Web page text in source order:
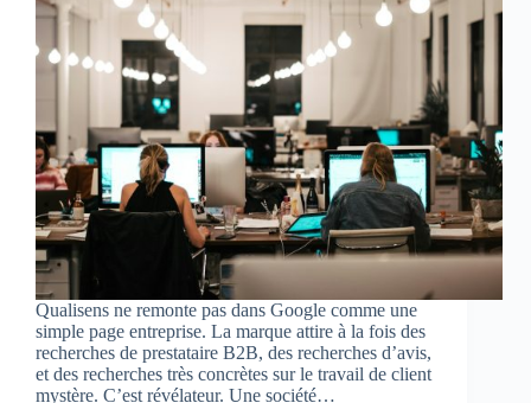
Qualisens ne remonte pas dans Google comme une
simple page entreprise. La marque attire à la fois des
recherches de prestataire B2B, des recherches d’avis,
et des recherches très concrètes sur le travail de client
mystère. C’est révélateur. Une société…